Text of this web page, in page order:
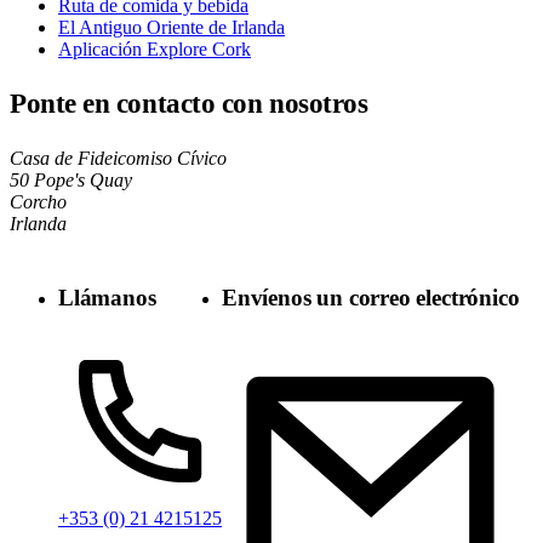
Ruta de comida y bebida
El Antiguo Oriente de Irlanda
Aplicación Explore Cork
Ponte en contacto con nosotros
Casa de Fideicomiso Cívico
50 Pope's Quay
Corcho
Irlanda
Llámanos
+353 (0) 21 4215125
Envíenos un correo electrónico